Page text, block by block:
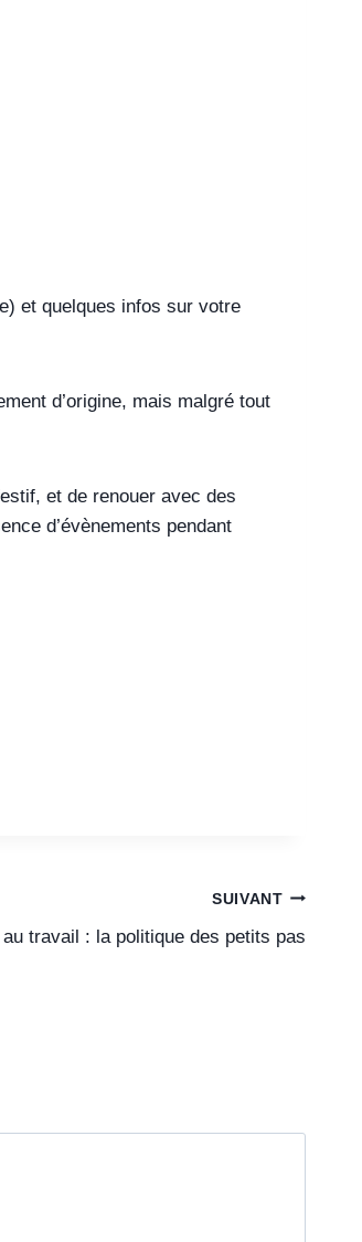
et quelques infos sur votre
d’origine, mais malgré tout
et de renouer avec des
d’évènements pendant
SUIVANT
au travail : la politique des petits pas